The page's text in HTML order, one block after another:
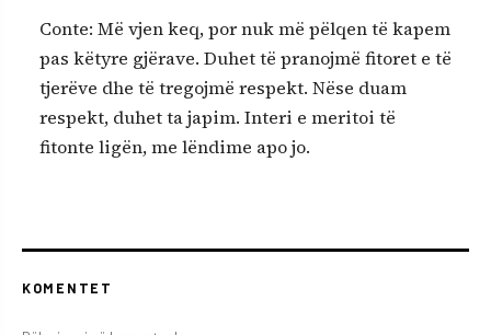
Conte: Më vjen keq, por nuk më pëlqen të kapem
pas këtyre gjërave. Duhet të pranojmë fitoret e të
tjerëve dhe të tregojmë respekt. Nëse duam
respekt, duhet ta japim. Interi e meritoi të
fitonte ligën, me lëndime apo jo.
KOMENTET